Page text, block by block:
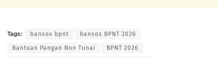
Tags: bansos bpnt bansos BPNT 2026
Bantuan Pangan Non Tunai BPNT 2026